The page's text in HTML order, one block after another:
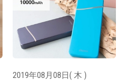
2019年08月08日( 木 )